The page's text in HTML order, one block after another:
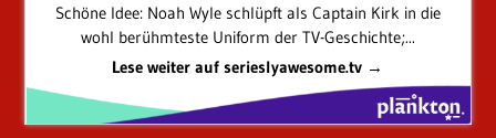
Schöne Idee: Noah Wyle schlüpft als Captain Kirk in die
wohl berühmteste Uniform der TV-Geschichte;...
Lese weiter auf serieslyawesome.tv →